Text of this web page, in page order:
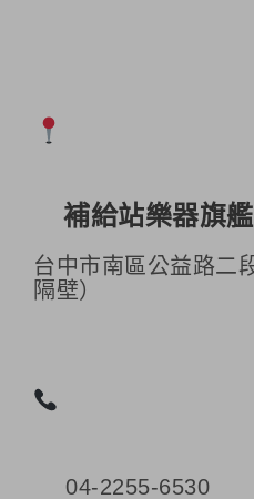
補給站樂器旗
台中市南區公益路二
隔壁）
04-2255-6530